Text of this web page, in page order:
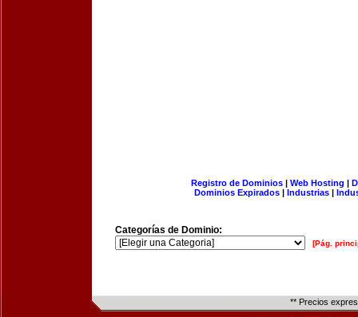
Registro de Dominios| Web Hosting |
Dominios Expirados | Industrias |
Categorías de Dominio:
[Pág.
** Precios